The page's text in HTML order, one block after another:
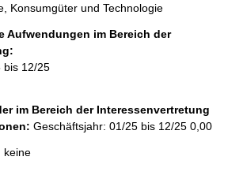
Konsumgüter und Technologie
Aufwendungen im Bereich der
bis 12/25
im Bereich der Interessenvertretung
Geschäftsjahr: 01/25 bis 12/25 0,00
keine